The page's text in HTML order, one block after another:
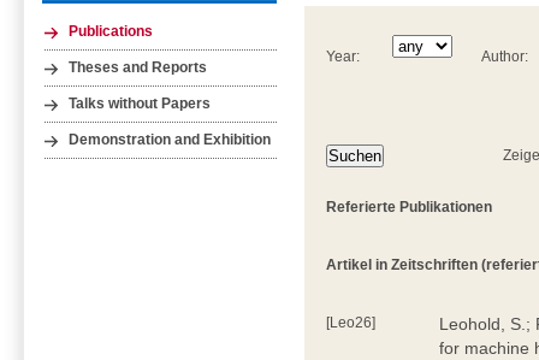
Publications
Theses and Reports
Talks without Papers
Demonstration and Exhibition
Year: Author:
Referierte Publikationen
Artikel in Zeitschriften
[Leo26]
Leohold, S.;
for machine